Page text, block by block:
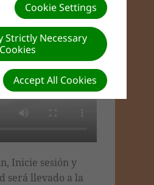
Inicie sesión y
será llevado a la
Cookie Settings
Strictly Necessary
Cookies
Accept All Cookies